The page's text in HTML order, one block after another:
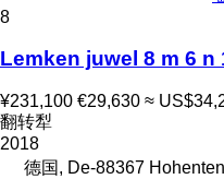
8
Lemken juwel 8 m 6 n
¥231,100 €29,630 ≈
翻转犁
2018
德国, De-88367